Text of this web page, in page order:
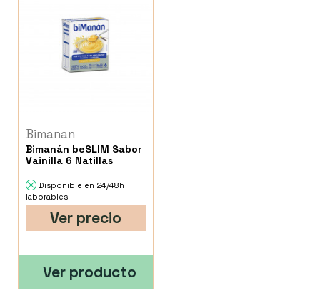
Bimanan
Bimanán beSLIM Sabor
Vainilla 6 Natillas
Disponible en 24/48h
laborables
Ver precio
Ver producto